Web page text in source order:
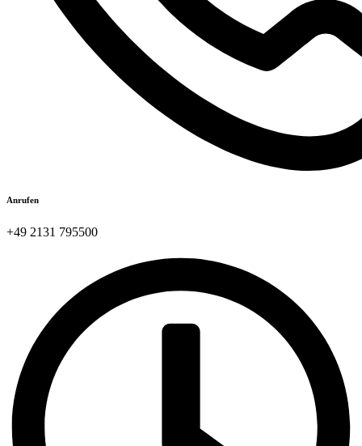
Anrufen
+49 2131 795500​